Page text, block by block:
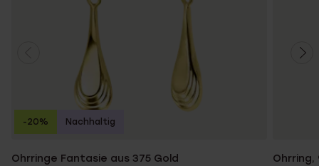
Ohrringe Fantasie aus 375 Gold
-20% Nachhaltig
Ohrring,